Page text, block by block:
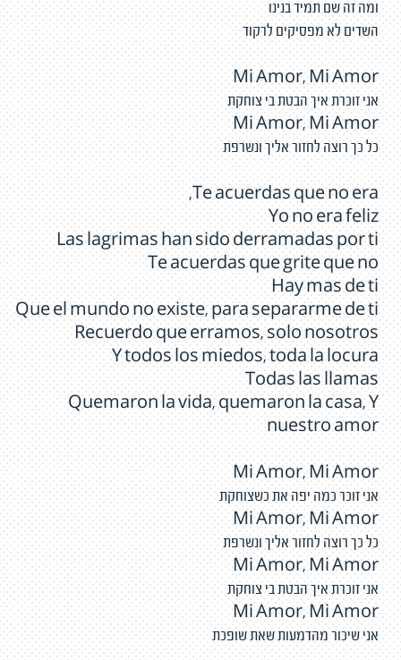
ומה זה שם תמיד בנינו
השדים לא מפסיקים לרקוד
Mi Amor, Mi Amor
אני זוכרת איך הבטת בי צוחקת
Mi Amor, Mi Amor
כל כך רוצה לחזור אליך ונשרפת
Te acuerdas que no era,
Yo no era feliz
Las lagrimas han sido derramadas por ti
Te acuerdas que grite que no
Hay mas de ti
Que el mundo no existe, para separarme de ti
Recuerdo que erramos, solo nosotros
Y todos los miedos, toda la locura
Todas las llamas
Quemaron la vida, quemaron la casa, Y
nuestro amor
Mi Amor, Mi Amor
אני זוכר כמה יפה את כשצוחקת
Mi Amor, Mi Amor
כל כך רוצה לחזור אליך ונשרפת
Mi Amor, Mi Amor
אני זוכרת איך הבטת בי צוחקת
Mi Amor, Mi Amor
אני שיכור מהדמעות שאת שופכת